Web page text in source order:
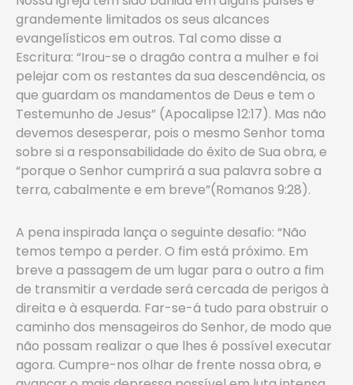
grandemente limitados os seus alcances
evangelísticos em outros. Tal como disse a
Escritura: “Irou-se o dragão contra a mulher e foi
pelejar com os restantes da sua descendência, os
que guardam os mandamentos de Deus e tem o
Testemunho de Jesus” (Apocalipse 12:17). Mas não
devemos desesperar, pois o mesmo Senhor toma
sobre si a responsabilidade do êxito de Sua obra, e
“porque o Senhor cumprirá a sua palavra sobre a
terra, cabalmente e em breve”(Romanos 9:28).
A pena inspirada lança o seguinte desafio: “Não
temos tempo a perder. O fim está próximo. Em
breve a passagem de um lugar para o outro a fim
de transmitir a verdade será cercada de perigos à
direita e à esquerda. Far-se-á tudo para obstruir o
caminho dos mensageiros do Senhor, de modo que
não possam realizar o que lhes é possível executar
agora. Cumpre-nos olhar de frente nossa obra, e